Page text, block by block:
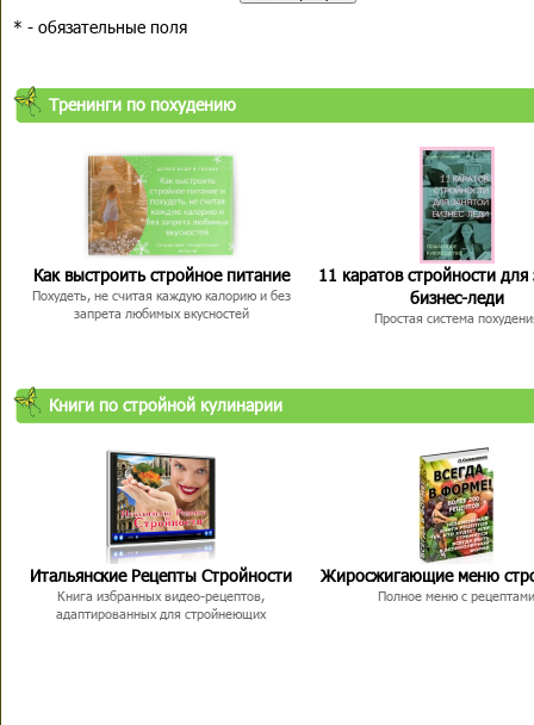
* - обязательные поля
Тренинги по похудению
Как выстроить стройное питание
Похудеть, не считая каждую калорию и без
запрета любимых вкусностей
11 каратов стройности для
бизнес-леди
Простая система
Книги по стройной кулинарии
Итальянские Рецепты Стройности
Книга избранных видео-рецептов,
адаптированных для стройнеющих
Жиросжигающие меню
Полное меню с рецептами